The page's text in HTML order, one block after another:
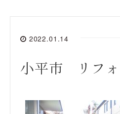
2022.01.14
小平市 リフォ